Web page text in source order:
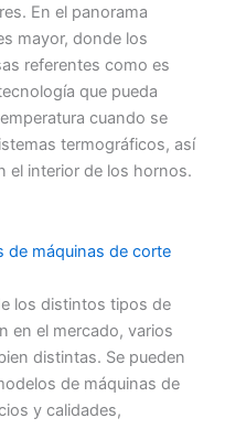
En el panorama
mayor, donde los
referentes como es
que pueda
cuando se
termográficos, así
el interior de los hornos.
de máquinas de corte
los distintos tipos de
en el mercado, varios
distintas. Se pueden
de máquinas de
y calidades,